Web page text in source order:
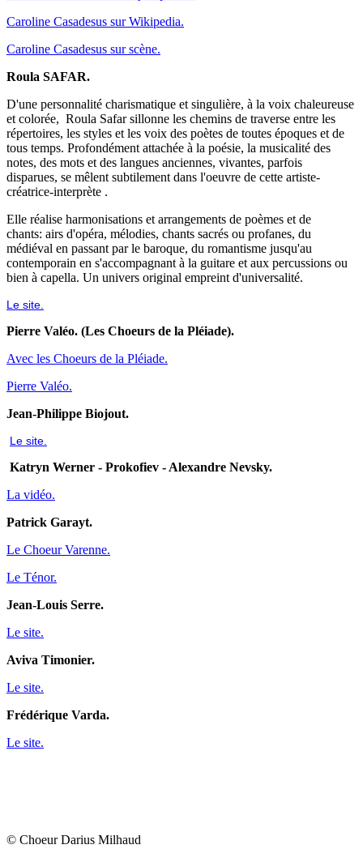
Caroline Casadesus sur Wikipedia.
Caroline Casadesus sur scène.
Roula SAFAR.
D'une personnalité charismatique et singulière, à la voix chaleureuse
et colorée, Roula Safar sillonne les chemins de traverse entre les
répertoires, les styles et les voix des poètes de toutes époques et de
tous temps. Profondément attachée à la poésie, la musicalité des
notes, des mots et des langues anciennes, vivantes, parfois
disparues, se mêlent subtilement dans l'oeuvre de cette artiste-
créatrice-interprète .
Elle réalise harmonisations et arrangements de poèmes et de
chants: airs d'opéra, mélodies, chants sacrés ou profanes, du
médiéval en passant par le baroque, du romantisme jusqu'au
contemporain en s'accompagnant à la guitare et aux percussions ou
bien à capella. Un univers original empreint d'universalité.
Le site.
Pierre Valéo. (Les Choeurs de la Pléiade).
Avec les Choeurs de la Pléiade.
Pierre Valéo.
Jean-Philippe Biojout.
Le site.
Katryn Werner - Prokofiev - Alexandre Nevsky.
La vidéo.
Patrick Garayt.
Le Choeur Varenne.
Le Ténor.
Jean-Louis Serre.
Le site.
Aviva Timonier.
Le site.
Frédérique Varda.
Le site.
© Choeur Darius Milhaud